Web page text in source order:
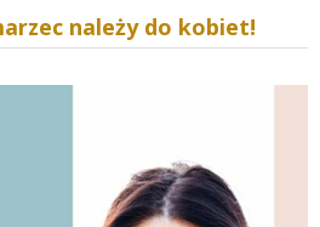
należy do kobiet!